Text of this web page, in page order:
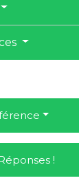
!